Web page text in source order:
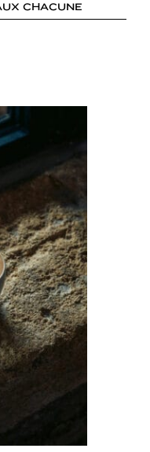
CHACUNE